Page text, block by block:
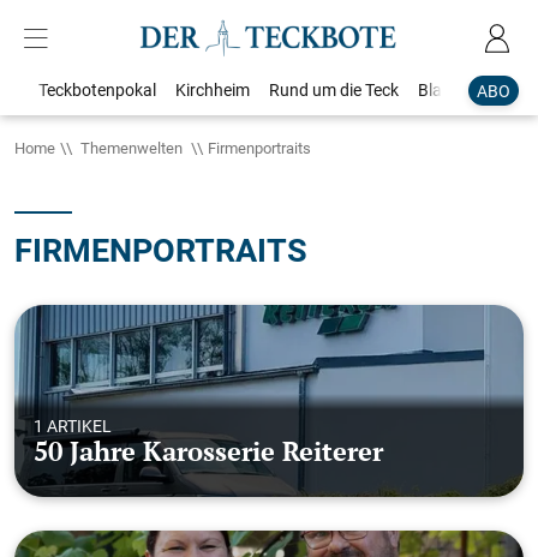
ABO
Teckbotenpokal Kirchheim Rund um die Teck Blaulicht
Home Themenwelten Firmenportraits
FIRMENPORTRAITS
1 ARTIKEL
50 Jahre Karosserie Reiterer